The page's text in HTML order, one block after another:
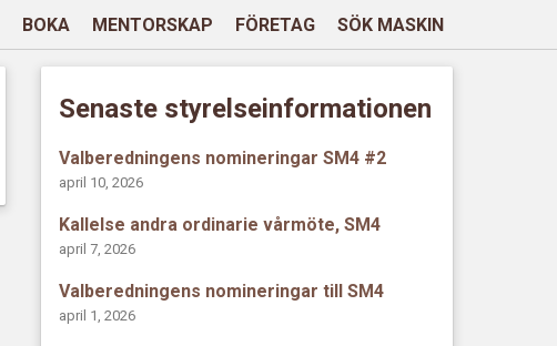
BOKA MENTORSKAP FÖRETAG SÖK MASKIN
Senaste styrelseinformationen
Valberedningens nomineringar SM4 #2
april 10, 2026
Kallelse andra ordinarie vårmöte, SM4
april 7, 2026
Valberedningens nomineringar till SM4
april 1, 2026